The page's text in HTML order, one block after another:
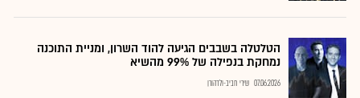
הטלטלה בשבבים הגיעה להוד השרון, ומניית התוכנה
נמחקת בנפילה של 99% מהשיא
07.06.2026 שירי חביב-ולדהורן